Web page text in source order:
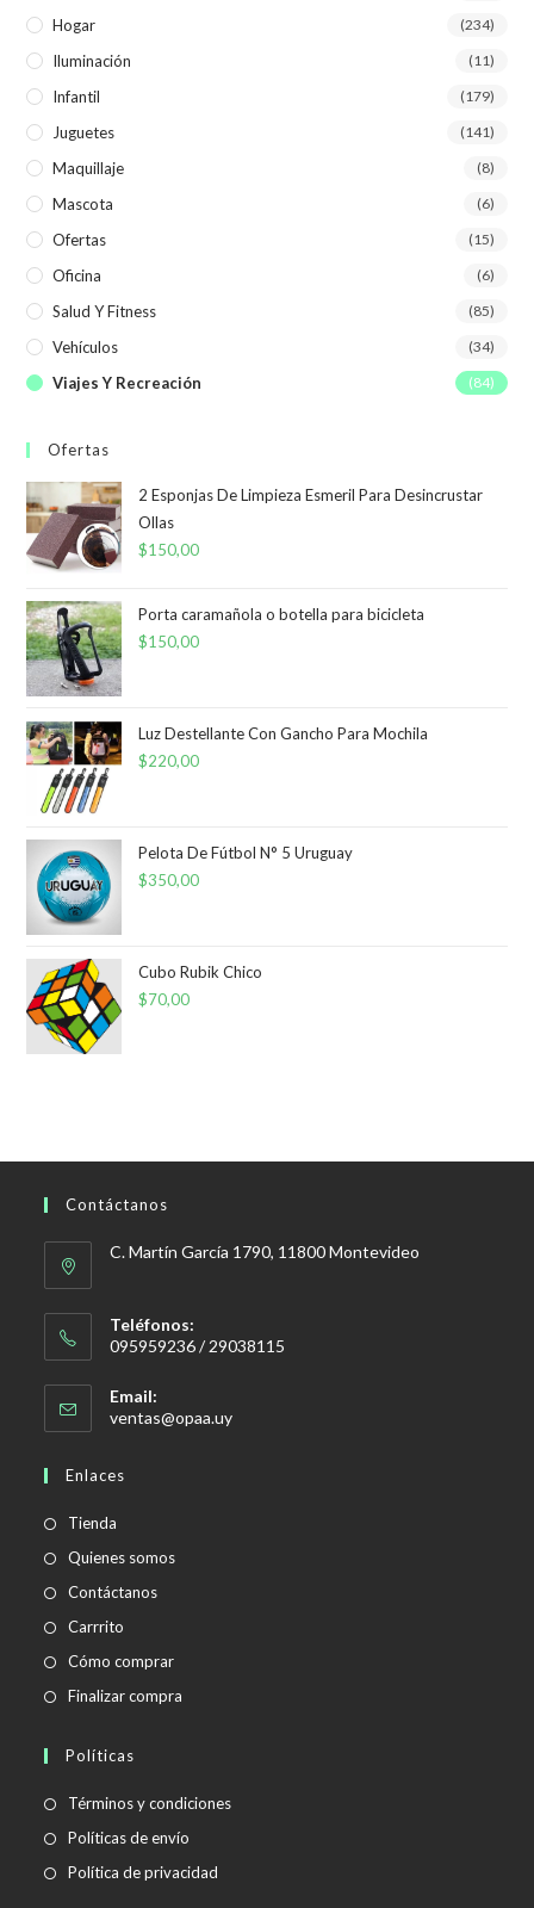
Hogar (234)
Iluminación (11)
Infantil (179)
Juguetes (141)
Maquillaje (8)
Mascota (6)
Ofertas (15)
Oficina (6)
Salud Y Fitness (85)
Vehículos (34)
Viajes Y Recreación (84)
Ofertas
2 Esponjas De Limpieza Esmeril Para Desincrustar
Ollas
$150,00
Porta caramañola o botella para bicicleta
$150,00
Luz Destellante Con Gancho Para Mochila
$220,00
Pelota De Fútbol N° 5 Uruguay
$350,00
Cubo Rubik Chico
$70,00
Contáctanos
C. Martín García 1790, 11800 Montevideo
Teléfonos:
095959236 / 29038115
Email:
ventas@opaa.uySe
Enlaces
Tienda
Quienes somos
Contáctanos
Carrrito
Cómo comprar
Finalizar compra
Políticas
Términos y condicionesSe
Políticas de envío
abre
Política de privacidad